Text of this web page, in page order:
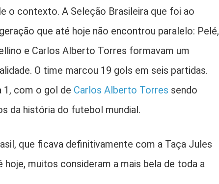
o contexto. A Seleção Brasileira que foi ao
que até hoje não encontrou paralelo: Pelé,
e Carlos Alberto Torres formavam um
O time marcou 19 gols em seis partidas.
1, com o gol de Carlos Alberto Torres sendo
da história do futebol mundial.
que ficava definitivamente com a Taça Jules
hoje, muitos consideram a mais bela de toda a